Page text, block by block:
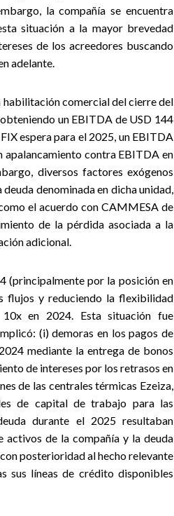
la compañía se encuentra
situación a la mayor brevedad
de los acreedores buscando
adelante.
comercial del cierre del
un EBITDA de USD 144
espera para el 2025, un EBITDA
apalancamiento contra EBITDA en
diversos factores exógenos
denominada en dicha unidad,
el acuerdo con CAMMESA de
de la pérdida asociada a la
adicional.
(principalmente por la posición en
flujos y reduciendo la flexibilidad
en 2024. Esta situación fue
(i) demoras en los pagos de
mediante la entrega de bonos
de intereses por los retrasos en
de las centrales térmicas Ezeiza,
de capital de trabajo para las
durante el 2025 resultaban
activos de la compañía y la deuda
posterioridad al hecho relevante
sus líneas de crédito disponibles